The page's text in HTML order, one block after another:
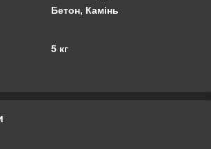
Бетон, Камінь
5 кг